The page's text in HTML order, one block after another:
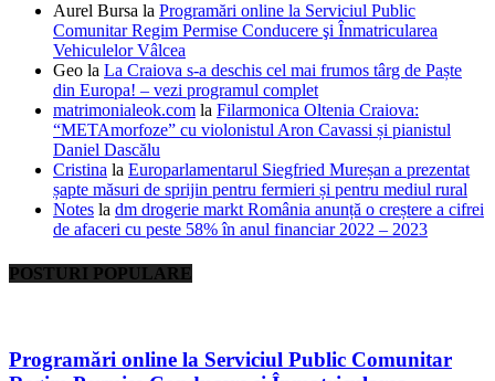
Aurel Bursa la Programări online la Serviciul Public
Comunitar Regim Permise Conducere şi Înmatricularea
Vehiculelor Vâlcea
Geo la La Craiova s-a deschis cel mai frumos târg de Paște
din Europa! – vezi programul complet
matrimonialeok.com la Filarmonica Oltenia Craiova:
“METAmorfoze” cu violonistul Aron Cavassi și pianistul
Daniel Dascălu
Cristina la Europarlamentarul Siegfried Mureșan a prezentat
șapte măsuri de sprijin pentru fermieri și pentru mediul rural
Notes la dm drogerie markt România anunță o creștere a cifrei
de afaceri cu peste 58% în anul financiar 2022 – 2023
POSTURI POPULARE
Programări online la Serviciul Public Comunitar